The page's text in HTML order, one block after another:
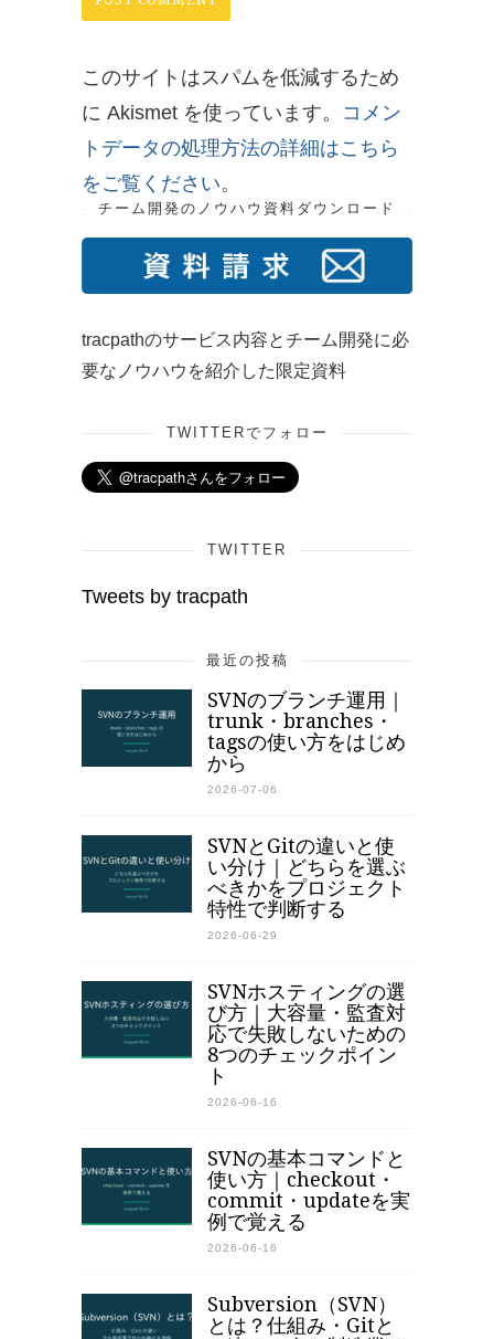
このサイトはスパムを低減するため
に Akismet を使っています。 コメン
トデータの処理方法の詳細はこちら
をご覧ください。
チーム開発のノウハウ資料ダウンロード
tracpathのサービス内容とチーム開発に必
要なノウハウを紹介した限定資料
TWITTERでフォロー
TWITTER
Tweets by tracpath
最近の投稿
SVNのブランチ運用｜
trunk・branches・
tagsの使い方をはじめ
から
2026-07-06
SVNとGitの違いと使
い分け｜どちらを選ぶ
べきかをプロジェクト
特性で判断する
2026-06-29
SVNホスティングの選
び方｜大容量・監査対
応で失敗しないための
8つのチェックポイン
ト
2026-06-16
SVNの基本コマンドと
使い方｜checkout・
commit・updateを実
例で覚える
2026-06-16
Subversion（SVN）
とは？仕組み・Gitと